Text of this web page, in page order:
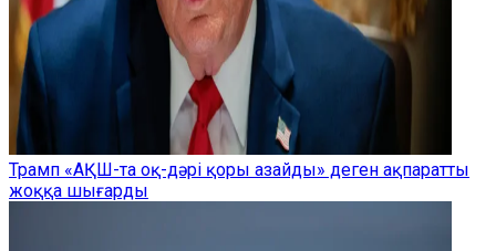
Трамп «АҚШ-та оқ-дәрі қоры азайды» деген ақпаратты
жоққа шығарды